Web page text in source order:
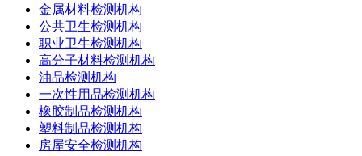
金属材料检测机构
公共卫生检测机构
职业卫生检测机构
高分子材料检测机构
油品检测机构
一次性用品检测机构
橡胶制品检测机构
塑料制品检测机构
房屋安全检测机构